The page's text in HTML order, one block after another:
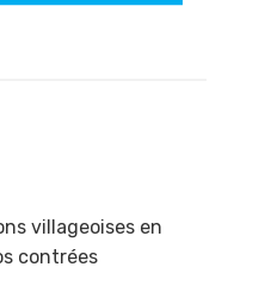
villageoises en
contrées